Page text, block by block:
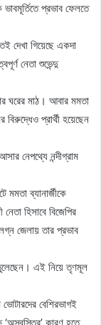
প্রভাব ফেলতে
দেখা গিয়েছে একদা
নেতা শুভেন্দু
ঘরের মাঠ। আবার মমতা
বিরুদ্ধেও প্রার্থী হয়েছেন
নেপথ্যে নন্দীগ্রাম
মমতা ব্যানার্জীকে
হিসাবে বিজেপির
জেলায় তার প্রভাব
তুলেছেন। এই নিয়ে তৃণমূল
বেশিরভাগই
‘অস্বস্তির’ কারণ হতে